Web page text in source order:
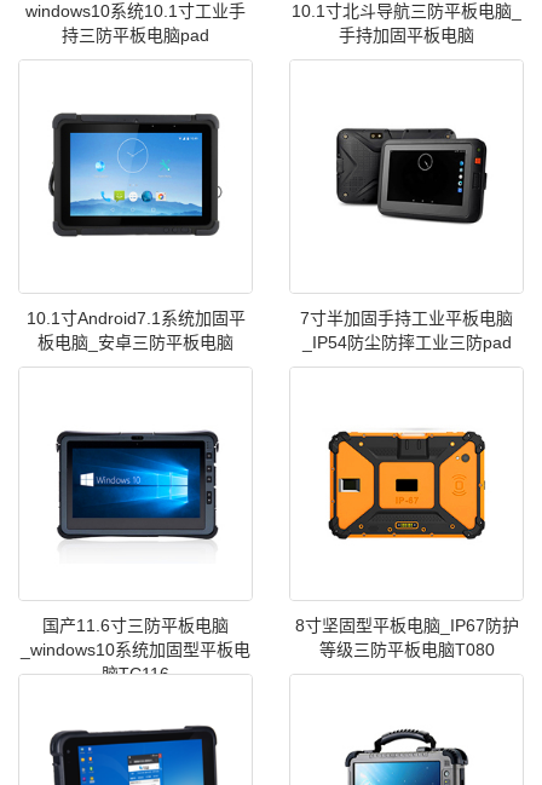
windows10系统10.1寸工业手
持三防平板电脑pad
10.1寸北斗导航三防平板电脑_
手持加固平板电脑
10.1寸Android7.1系统加固平
板电脑_安卓三防平板电脑
7寸半加固手持工业平板电脑
_IP54防尘防摔工业三防pad
国产11.6寸三防平板电脑
_windows10系统加固型平板电
脑TC116
8寸坚固型平板电脑_IP67防护
等级三防平板电脑T080